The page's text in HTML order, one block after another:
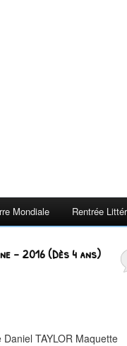
Mondiale Rentrée
– 2016 (Dès 4 ans)
TAYLOR Maquette